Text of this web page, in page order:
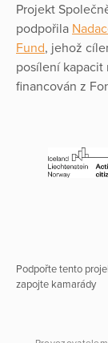
Projekt
podpořila
Fund, jehož
posílení kapacit
financován z
Podpořte tento
zapojte kamarády